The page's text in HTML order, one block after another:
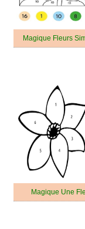
Magique Fleurs
Magique Une